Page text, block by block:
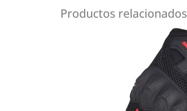
Productos relacionados